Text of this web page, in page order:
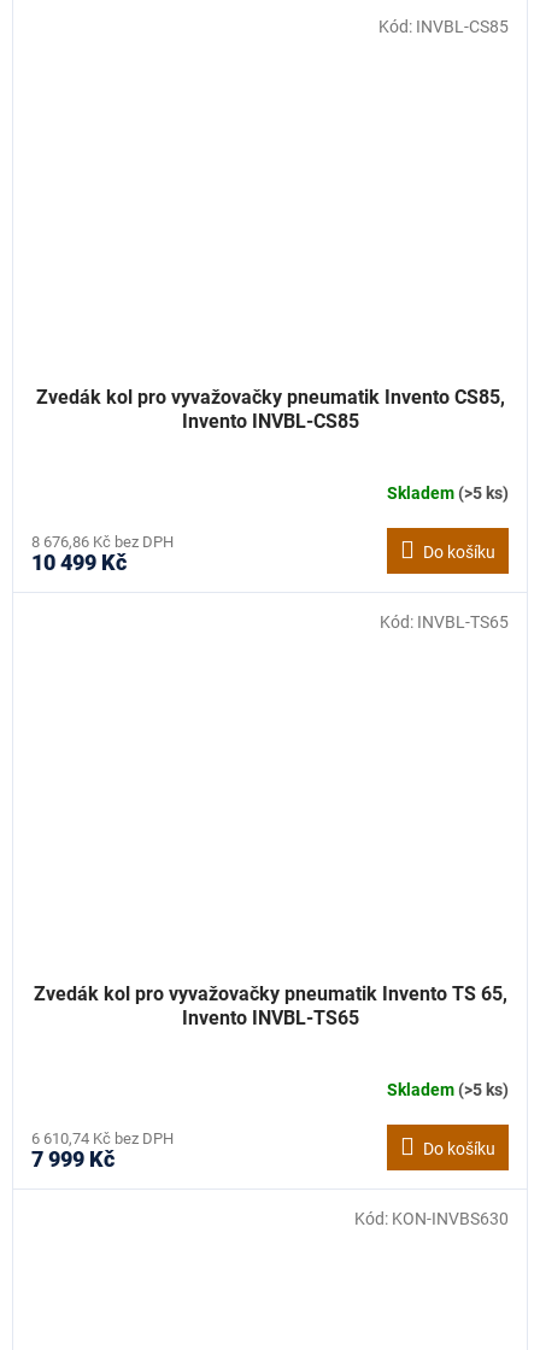
Zvedák kol pro vyvažovačky pneumatik Invento CS85,
Invento INVBL-CS85
Skladem(>5 ks)
8 676,86 Kč bez DPH
10 499 Kč Do košíku
Kód: INVBL-CS85
Zvedák kol pro vyvažovačky pneumatik Invento TS 65,
Invento INVBL-TS65
Skladem(>5 ks)
6 610,74 Kč bez DPH
7 999 Kč Do košíku
Kód: INVBL-TS65
Kód: KON-INVBS630